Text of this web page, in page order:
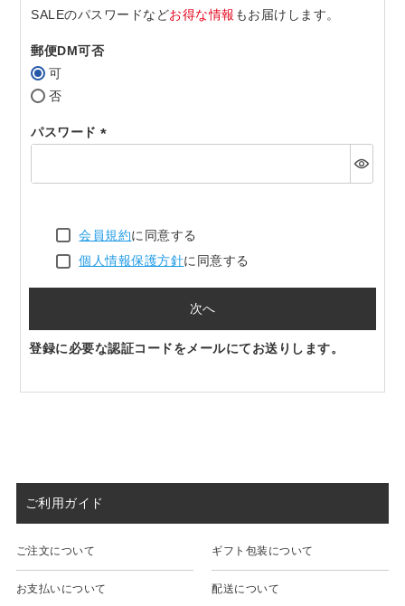
SALEのパスワードなどお得な情報 もお届けします。
郵便DM可否
可
否
パスワード
須)
会員規約に同意する
個人情報保護方針に同意する
次へ
登録に必要な認証コードをメールにてお送りします。
ご利用ガイド
ご注文について ギフト包装について
お支払いについて 配送について